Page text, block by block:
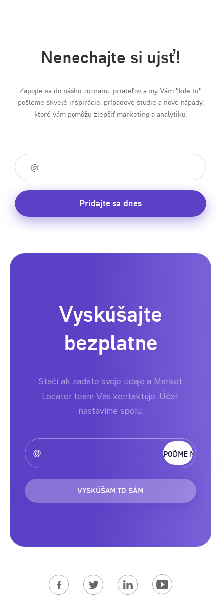
Nenechajte si ujsť!
Zapojte sa do nášho zoznamu priateľov a my Vám "kde tu"
pošleme skvelé inšpirácie, prípadove štúdie a nové nápady,
ktoré vám pomôžu zlepšiť marketing a analytiku.
Pridajte sa dnes
Vyskúšajte
bezplatne
VYSKÚŠAM TO SÁM
Stačí ak zadáte svoje údaje a Market
Locator team Vás kontaktuje. Účet
nastavíme spolu.